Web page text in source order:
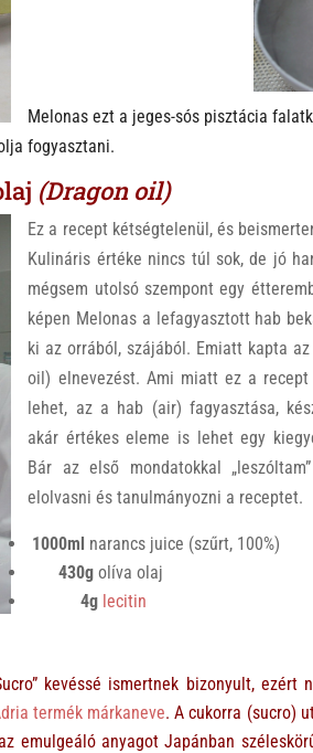
Melonas ezt a jeges-sós pisztácia
fogyasztani.
(Dragon oil)
Ez a recept kétségtelenül, és
Kulináris értéke nincs túl sok, de jó
mégsem utolsó szempont egy
képen Melonas a lefagyasztott hab
ki az orrából, szájából. Emiatt kapta
oil) elnevezést. Ami miatt ez a
lehet, az a hab (air) fagyasztása,
akár értékes eleme is lehet egy
Bár az első mondatokkal
elolvasni és tanulmányozni a receptet.
1000ml narancs juice (szűrt, 100%)
430g olíva olaj
4g lecitin
kevéssé ismertnek bizonyult, ezért
termék márkaneve. A cukorra (sucro)
emulgeáló anyagot Japánban